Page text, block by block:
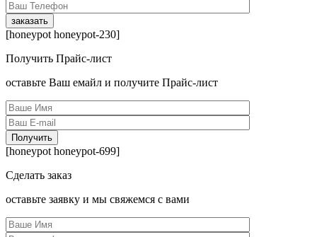
[honeypot honeypot-230]
Получить Прайс-лист
оcтавьте Ваш емайл и получите Прайс-лист
[honeypot honeypot-699]
Сделать заказ
оcтавьте заявку и мы свяжемся с вами